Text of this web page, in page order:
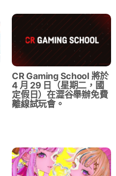
CR Gaming School 將於
4 月 29 日（星期二，國
定假日）在澀谷舉辦免費
離線試玩會。